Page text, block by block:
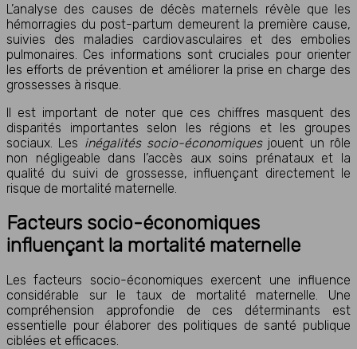
L’analyse des causes de décès maternels révèle que les
hémorragies du post-partum demeurent la première cause,
suivies des maladies cardiovasculaires et des embolies
pulmonaires. Ces informations sont cruciales pour orienter
les efforts de prévention et améliorer la prise en charge des
grossesses à risque.
Il est important de noter que ces chiffres masquent des
disparités importantes selon les régions et les groupes
sociaux. Les inégalités socio-économiques jouent un rôle
non négligeable dans l’accès aux soins prénataux et la
qualité du suivi de grossesse, influençant directement le
risque de mortalité maternelle.
Facteurs socio-économiques
influençant la mortalité maternelle
Les facteurs socio-économiques exercent une influence
considérable sur le taux de mortalité maternelle. Une
compréhension approfondie de ces déterminants est
essentielle pour élaborer des politiques de santé publique
ciblées et efficaces.